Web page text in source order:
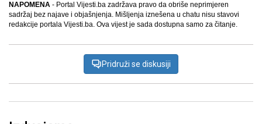
NAPOMENA - Portal Vijesti.ba zadržava pravo da obriše neprimjeren
sadržaj bez najave i objašnjenja. Mišljenja iznešena u chatu nisu stavovi
redakcije portala Vijesti.ba. Ova vijest je sada dostupna samo za čitanje.
Pridruži se diskusiji